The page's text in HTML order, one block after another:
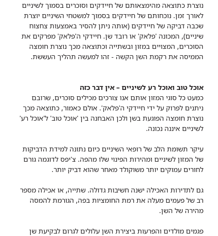
נוצרת כתוצאה מהימצאותם של חיידקים וסוכרים בסמוך לשיניים
לאורך זמן. נוכחותם של חיידקים בסמוך למשטחי השיניים יוצרת
שכבה דביקה של חיידקים (אותה ניתן להסיר באמצעות צחצוח
שיניים), המכונה 'פלאק' או רובד שן. חיידקי ה'פלאק' מפרקים את
הסוכרים, המצויים במזון ובשתייה וכתוצאה מכך נוצרת חומצה
הממיסה את רקמת השן הקשה - זהו למעשה תהליך העששת.
אוכל טוב ואוכל רע לשיניים – אין דבר כזה
כמעט כל סוגי המזון אותם אנו צורכים מכילים סוכרים, שרובם
ניתנים לפרוק על ידי חיידקי ה'פלאק'. אולם כאמור, כתוצאה מכך
נוצרת חומצה הפוגעת בשן ולכן האבחנה בין 'אוכל טוב' ל'אוכל רע'
לשיניים איננה נכונה.
עיקר תשומת הלב של רופאי השיניים כיום נתונה למידת הדביקות
של המזון לשיניים ומהירות הפינוי שלו מהפה. צ'יפס לדוגמה גורם
לחורים עמוקים יותר משוקולד מאחר שהוא דביק יותר.
גם לתדירות האכילה ישנה חשיבות גדולה. שתייה, או אכילה מספר
רב של פעמים מעלה את רמת החומציות בפה, הגורמת להמסה
מהירה של השן.
פגמים מולדים והפרעות ביצירת השן עלולים לגרום לבקיעת שן